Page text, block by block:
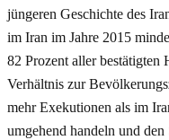
jüngeren Geschichte des
im Iran im Jahre 2015
82 Prozent aller bestätigten
Verhältnis zur
mehr Exekutionen als im
umgehend handeln und